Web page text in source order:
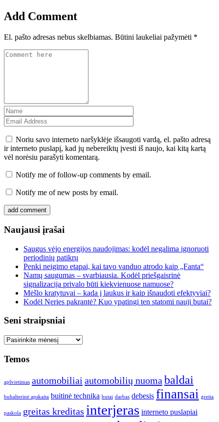
Add Comment
El. pašto adresas nebus skelbiamas. Būtini laukeliai pažymėti *
Noriu savo interneto naršyklėje išsaugoti vardą, el. pašto adresą
ir interneto puslapį, kad jų nebereiktų įvesti iš naujo, kai kitą kartą
vėl norėsiu parašyti komentarą.
Notify me of follow-up comments by email.
Notify me of new posts by email.
Naujausi įrašai
Saugus vėjo energijos naudojimas: kodėl negalima ignoruoti
periodinių patikrų
Penki neigimo etapai, kai tavo vanduo atrodo kaip „Fanta“
Namų saugumas – svarbiausia. Kodėl priešgaisrinė
signalizacija privalo būti kiekvienuose namuose?
Mėšlo kratytuvai – kada į laukus ir kaip išnaudoti efektyviai?
Kodėl Neries pakrantė? Kuo ypatingi ten statomi nauji butai?
Seni straipsniai
Seni
Temos
apšvietimas automobiliai automobilių nuomabaldai
buhalterinė apskaita buitinė technika butai darbas debesis finansai greita
paskola greitas kreditas interjeras interneto puslapiai